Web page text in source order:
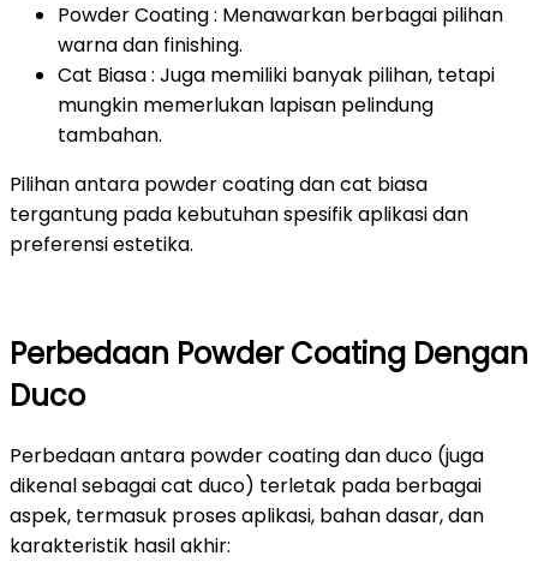
Powder Coating : Menawarkan berbagai pilihan
warna dan finishing.
Cat Biasa : Juga memiliki banyak pilihan, tetapi
mungkin memerlukan lapisan pelindung
tambahan.
Pilihan antara powder coating dan cat biasa
tergantung pada kebutuhan spesifik aplikasi dan
preferensi estetika.
Perbedaan Powder Coating Dengan
Duco
Perbedaan antara powder coating dan duco (juga
dikenal sebagai cat duco) terletak pada berbagai
aspek, termasuk proses aplikasi, bahan dasar, dan
karakteristik hasil akhir: